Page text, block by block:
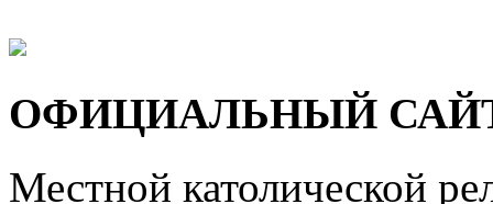
ОФИЦИАЛЬНЫЙ
Местной католической